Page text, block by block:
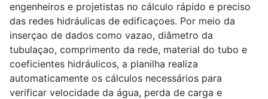
engenheiros e projetistas no cálculo rápido e preciso
das redes hidráulicas de edificaçoes. Por meio da
inserçao de dados como vazao, diâmetro da
tubulaçao, comprimento da rede, material do tubo e
coeficientes hidráulicos, a planilha realiza
automaticamente os cálculos necessários para
verificar velocidade da água, perda de carga e